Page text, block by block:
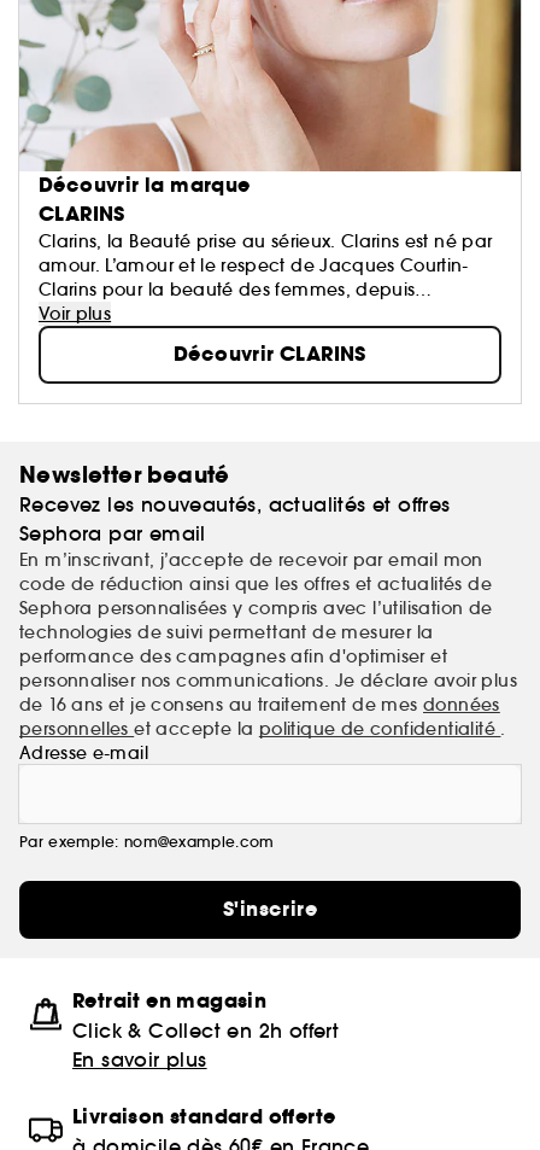
Découvrir la marque
CLARINS
Clarins, la Beauté prise au sérieux. Clarins est né par
amour. L’amour et le respect de Jacques Courtin-
Clarins pour la beauté des femmes, depuis
l'ouverture du premier Institut Clarins à Paris en 1954.
N°1 Européen des soins de beauté haut de
Voir plus
Découvrir CLARINS
Newsletter beauté
Recevez les nouveautés, actualités et offres
Sephora par email
En m’inscrivant, j’accepte de recevoir par email mon
code de réduction ainsi que les offres et actualités de
Sephora personnalisées y compris avec l’utilisation de
technologies de suivi permettant de mesurer la
performance des campagnes afin d'optimiser et
personnaliser nos communications. Je déclare avoir plus
de 16 ans et je consens au traitement de mes données
personnelleset accepte la politique de confidentialité .
Adresse e-mail
Par exemple: nom@example.com
S'inscrire
Retrait en magasin
Click & Collect en 2h offert
En savoir plus
Livraison standard offerte